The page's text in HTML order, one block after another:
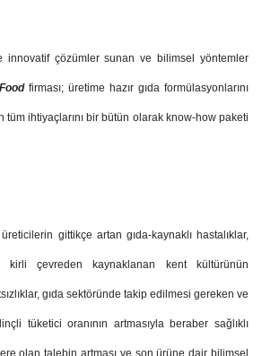
innovatif çözümler sunan ve bilimsel yöntemler
firması; üretime hazır gıda formülasyonlarını
tüm ihtiyaçlarını bir bütün olarak know-how paketi
gittikçe artan gıda-kaynaklı hastalıklar,
kirli çevreden kaynaklanan kent kültürünün
gıda sektöründe takip edilmesi gereken ve
tüketici oranının artmasıyla beraber sağlıklı